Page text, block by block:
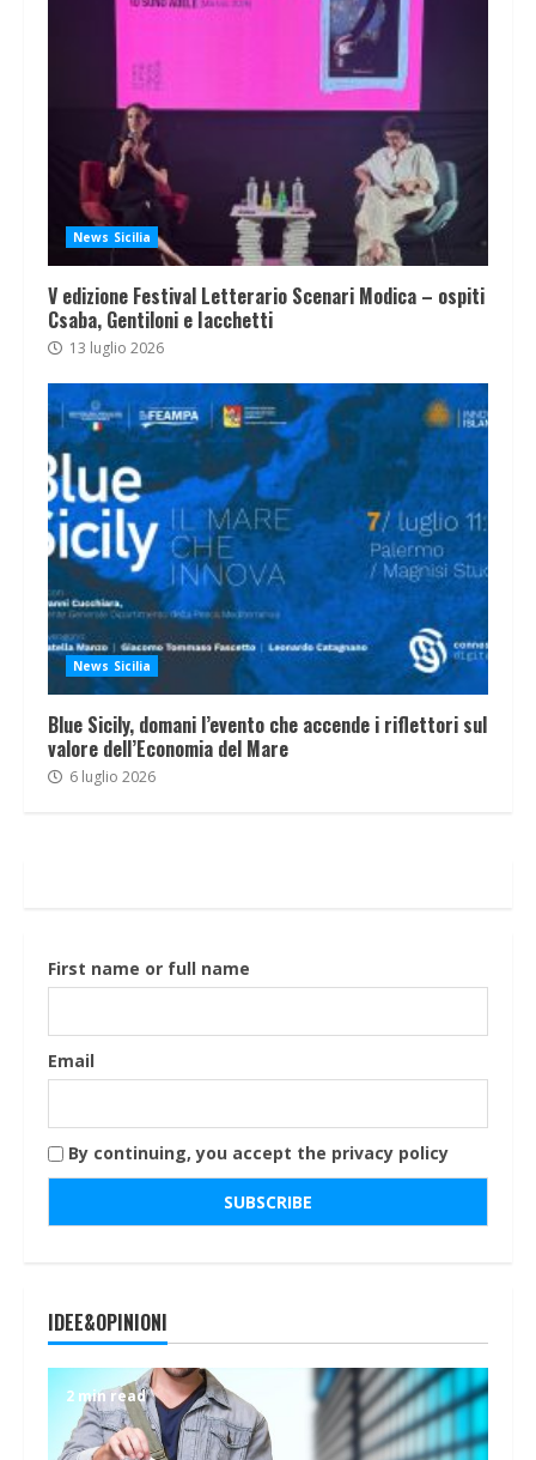
News Sicilia
V edizione Festival Letterario Scenari Modica – ospiti
Csaba, Gentiloni e Iacchetti
13 luglio 2026
News Sicilia
Blue Sicily, domani l’evento che accende i riflettori sul
valore dell’Economia del Mare
6 luglio 2026
First name or full name
Email
By continuing, you accept the privacy policy
IDEE&OPINIONI
2 min read